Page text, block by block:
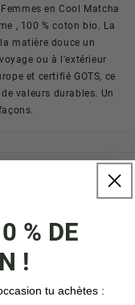
en Cool Matcha
, 100 % coton bio. La
matière douce un
ou à l'extérieur
et certifié GOTS, ce
valeurs durables. Un
% DE
!
tu achètes :